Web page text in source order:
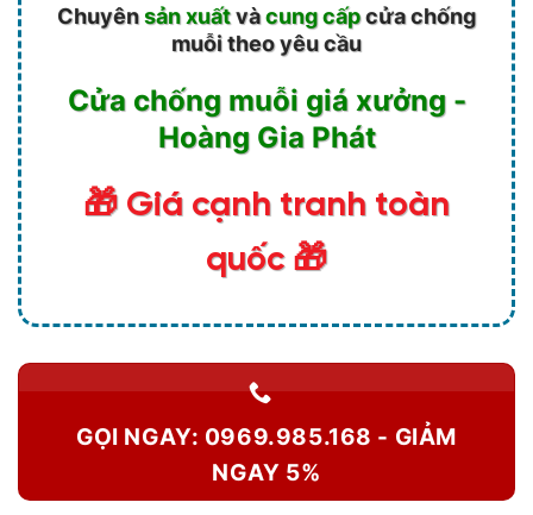
Chuyênsản xuấtvàcung cấpcửa chống
muỗi theo yêu cầu
Cửa chống muỗi giá xưởng -
Hoàng Gia Phát
🎁 Giá cạnh tranh toàn
quốc 🎁
GỌI NGAY: 0969.985.168 - GIẢM
NGAY 5%